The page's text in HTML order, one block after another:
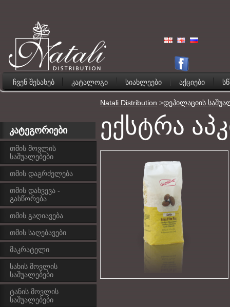
ჩვენ შესახებ კატალოგი სიახლეები აქციები
კატეგორიები
თმის მოვლის
საშუალებები
თმის დაგრძელება
თმის დახვევა -
გასწორება
თმის გაღიავება
თმის საღებავები
მაკრატელი
სახის მოვლის
საშუალებები
ტანის მოვლის
საშუალებები
Natali Distribution >დეპილაციის
ექსტრა